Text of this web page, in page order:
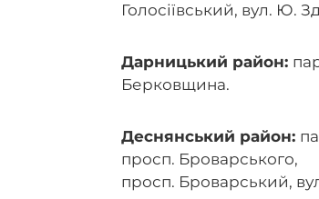
Голосіївський, вул. Ю.
Дарницький район:
Берковщина.
Деснянський район:
просп. Броварського,
просп. Броварський,